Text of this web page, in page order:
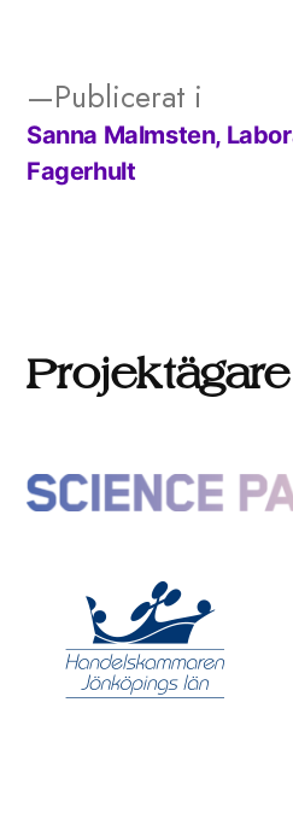
Publicerat i
Sanna Malmsten,
Fagerhult
Projektägare